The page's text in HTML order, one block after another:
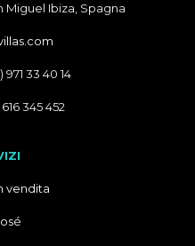
Miguel Ibiza, Spagna
33 40 14
345 452
vendita